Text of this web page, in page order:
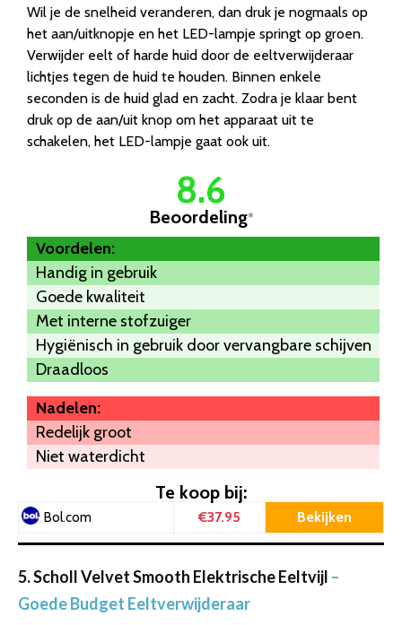
Wil je de snelheid veranderen, dan druk je nogmaals op
het aan/uitknopje en het LED-lampje springt op groen.
Verwijder eelt of harde huid door de eeltverwijderaar
lichtjes tegen de huid te houden. Binnen enkele
seconden is de huid glad en zacht. Zodra je klaar bent
druk op de aan/uit knop om het apparaat uit te
schakelen, het LED-lampje gaat ook uit.
8.6
Beoordeling*
Voordelen:
Handig in gebruik
Goede kwaliteit
Met interne stofzuiger
Hygiënisch in gebruik door vervangbare schijven
Draadloos
Nadelen:
Redelijk groot
Niet waterdicht
Te koop bij:
Bol.com €37.95 Bekijken
5. Scholl Velvet Smooth Elektrische Eeltvijl –
Goede Budget Eeltverwijderaar